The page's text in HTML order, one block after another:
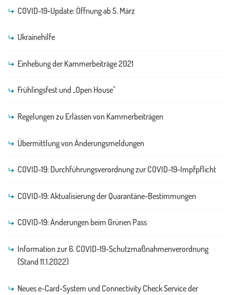
COVID-19-Update: Öffnung ab 5. März
Ukrainehilfe
Einhebung der Kammerbeiträge 2021
Frühlingsfest und „Open House"
Regelungen zu Erlässen von Kammerbeiträgen
Übermittlung von Änderungsmeldungen
COVID-19: Durchführungsverordnung zur COVID-19-Impfpflicht
COVID-19: Aktualisierung der Quarantäne-Bestimmungen
COVID-19: Änderungen beim Grünen Pass
Information zur 6. COVID-19-Schutzmaßnahmenverordnung
(Stand 11.1.2022)
Neues e-Card-System und Connectivity Check Service der